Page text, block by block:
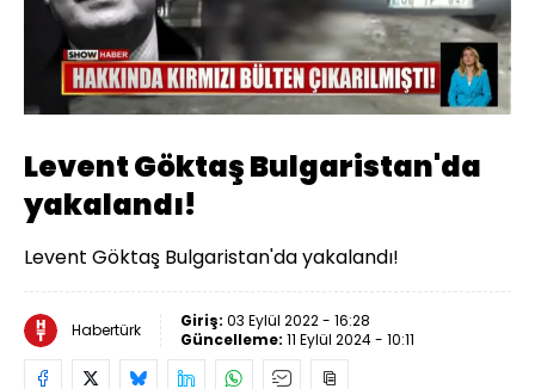
Sesi
Aç
Yüklendi
27.34%
Oynatma
Hızı
Levent Göktaş Bulgaristan'da
yakalandı!
Levent Göktaş Bulgaristan'da yakalandı!
Habertürk Giriş: 03 Eylül 2022 - 16:28
Güncelleme: 11 Eylül 2024 - 10:11